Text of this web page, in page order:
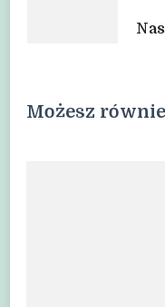
Możesz